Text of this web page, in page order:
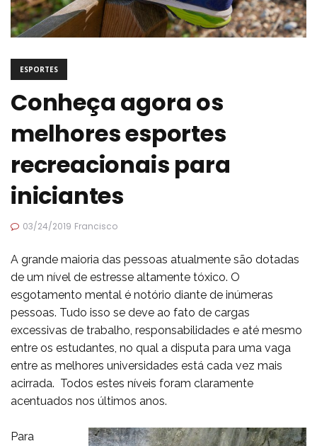
ESPORTES
Conheça agora os
melhores esportes
recreacionais para
iniciantes
03/24/2019 Francisco
A grande maioria das pessoas atualmente são dotadas
de um nível de estresse altamente tóxico. O
esgotamento mental é notório diante de inúmeras
pessoas. Tudo isso se deve ao fato de cargas
excessivas de trabalho, responsabilidades e até mesmo
entre os estudantes, no qual a disputa para uma vaga
entre as melhores universidades está cada vez mais
acirrada. Todos estes níveis foram claramente
acentuados nos últimos anos.
Para